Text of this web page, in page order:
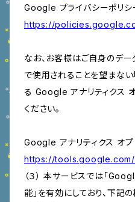
Google プライバシーポリシ
https://
なお、お客様はご自身のデ
で使用されることを望まな
る Google アナリティクス
ください。
Google アナリティクス オプ
https://
（３） 本サービスでは「
能」を有効にしており、下記